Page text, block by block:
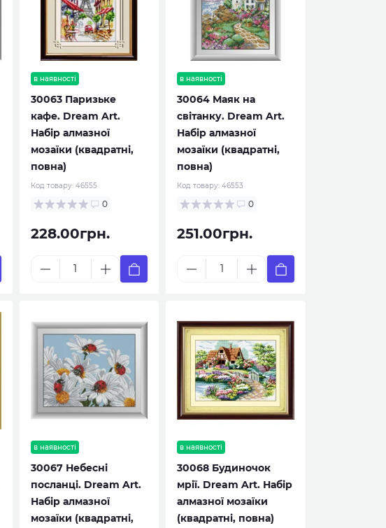
в наявності
30063 Паризьке
кафе. Dream Art.
Набір алмазної
мозаїки (квадратні,
повна)
Код товару: 46555
0
228.00грн.
в наявності
30064 Маяк на
світанку. Dream Art.
Набір алмазної
мозаїки (квадратні,
повна)
Код товару:46553
0
251.00грн.
в наявності
30067 Небесні
посланці. Dream Art.
Набір алмазної
мозаїки (квадратні,
в наявності
30068 Будиночок
мрії. Dream Art. Набір
алмазної мозаїки
(квадратні, повна)